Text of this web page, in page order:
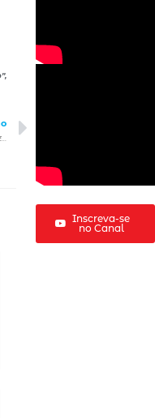
,
Pré-venda Besouro Azul
Inscreva-se
no Canal